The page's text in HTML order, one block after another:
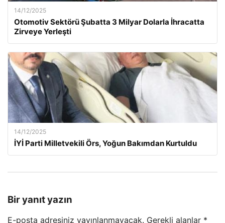
14/12/2025
Otomotiv Sektörü Şubatta 3 Milyar Dolarla İhracatta
Zirveye Yerleşti
14/12/2025
İYİ Parti Milletvekili Örs, Yoğun Bakımdan Kurtuldu
Bir yanıt yazın
E-posta adresiniz yayınlanmayacak. Gerekli alanlar *